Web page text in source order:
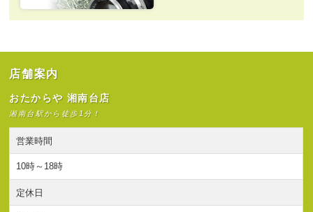
店舗案内
おたからや 湘南台店
湘南台駅から徒歩1分！
営業時間
10時～18時
定休日